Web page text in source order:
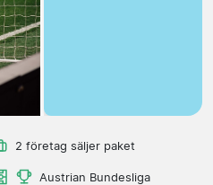
2 företag säljer paket
Austrian Bundesliga